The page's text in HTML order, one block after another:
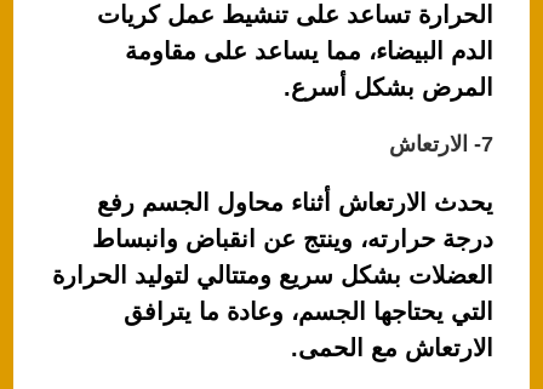
الحرارة تساعد على تنشيط عمل كريات
الدم البيضاء، مما يساعد على مقاومة
المرض بشكل أسرع.
7- الارتعاش
يحدث الارتعاش أثناء محاول الجسم رفع
درجة حرارته، وينتج عن انقباض وانبساط
العضلات بشكل سريع ومتتالي لتوليد الحرارة
التي يحتاجها الجسم، وعادة ما يترافق
الارتعاش مع الحمى.